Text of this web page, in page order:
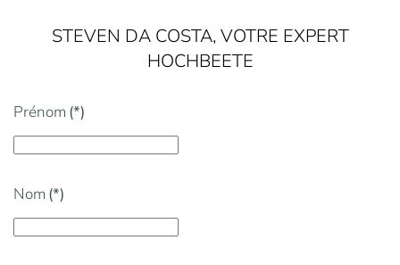
STEVEN DA COSTA, VOTRE EXPERT
HOCHBEETE
Prénom (*)
Nom (*)